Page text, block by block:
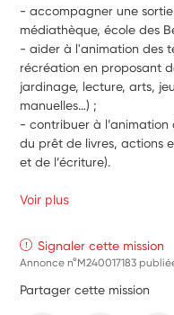
- accompagner une
médiathèque, école des
- aider à l'animation des
récréation en proposant
jardinage, lecture, arts,
manuelles…) ;
- contribuer à l’animation
du prêt de livres, actions
Voir plus
Signaler cette mission
Annonce n°M240017183
Partager cette mission